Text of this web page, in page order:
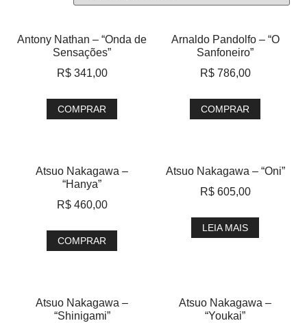
Antony Nathan – “Onda de
Sensações”
R$341,00
COMPRAR
Arnaldo Pandolfo – “O
Sanfoneiro”
R$786,00
COMPRAR
Atsuo Nakagawa –
“Hanya”
R$460,00
COMPRAR
Atsuo Nakagawa – “Oni”
R$605,00
LEIA MAIS
Atsuo Nakagawa –
“Shinigami”
Atsuo Nakagawa –
“Youkai”